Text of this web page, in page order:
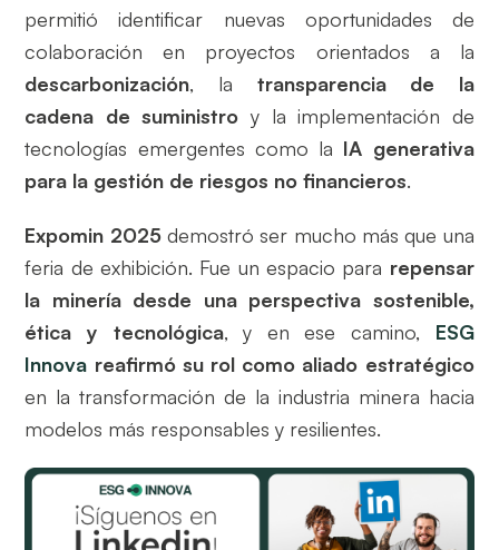
permitió identificar nuevas oportunidades de
colaboración en proyectos orientados a la
descarbonización, la transparencia de la
cadena de suministro y la implementación de
tecnologías emergentes como la IA generativa
para la gestión de riesgos no financieros.
Expomin 2025demostró ser mucho más que una
feria de exhibición. Fue un espacio para repensar
la minería desde una perspectiva sostenible,
ética y tecnológica, y en ese camino, ESG
Innova reafirmó su rol como aliado estratégico
en la transformación de la industria minera hacia
modelos más responsables y resilientes.